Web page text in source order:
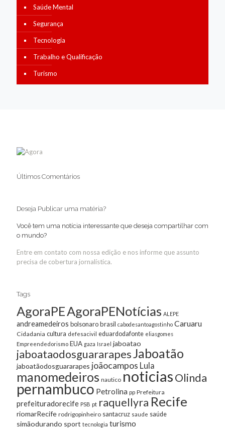
Saúde Mental
Segurança
Tecnologia
Trabalho e Qualificação
Turismo
Últimos Comentários
Deseja Publicar uma matéria?
Você tem uma notícia interessante que deseja compartilhar com
o mundo?
Entre em contato com nossa edição e nos informe que assunto
precisa de cobertura jornalística.
Tags
AgoraPEAgoraPENotícias ALEPE
andreamedeiros bolsonarobrasil cabodesantoagostinho Caruaru
Cidadania cultura defesacivil eduardodafonte eliasgomes
Empreendedorismo EUA gaza Israel jaboatao
jaboataodosguararapesJaboatão
jaboatãodosguararapes joãocampos Lula
manomedeiros nautico noticiasOlinda
pernambuco Petrolina pp Prefeitura
prefeituradorecife PSB pt raquellyra Recife
riomarRecife rodrigopinheiro santacruz saude saúde
simãodurando sport tecnologia turismo